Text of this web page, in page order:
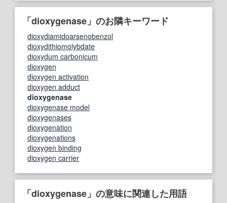
「dioxygenase」のお隣キーワード
dioxydiamidoarsenobenzol
dioxydithiomolybdate
dioxydum carbonicum
dioxygen
dioxygen activation
dioxygen adduct
dioxygenase
dioxygenase model
dioxygenases
dioxygenation
dioxygenations
dioxygen binding
dioxygen carrier
「dioxygenase」の意味に関連した用語